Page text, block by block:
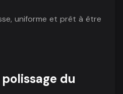
uniforme et prêt à être
polissage du